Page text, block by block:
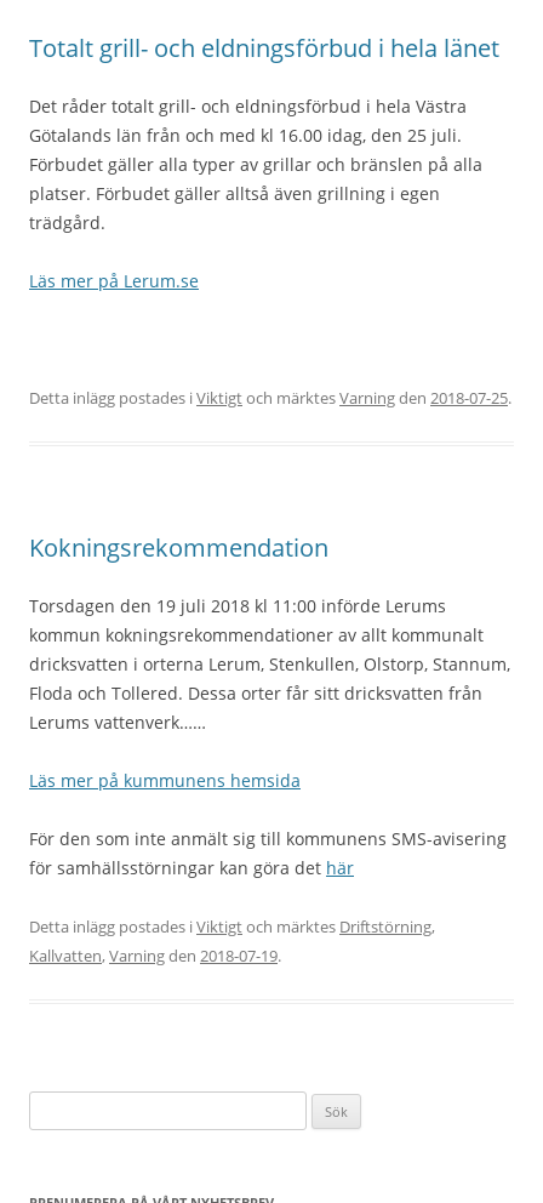
Totalt grill- och eldningsförbud i hela länet
Det råder totalt grill- och eldningsförbud i hela Västra
Götalands län från och med kl 16.00 idag, den 25 juli.
Förbudet gäller alla typer av grillar och bränslen på alla
platser. Förbudet gäller alltså även grillning i egen
trädgård.
Läs mer på Lerum.se
Detta inlägg postades iViktigtoch märktesVarningden 2018-07-25.
Kokningsrekommendation
Torsdagen den 19 juli 2018 kl 11:00 införde Lerums
kommun kokningsrekommendationer av allt kommunalt
dricksvatten i orterna Lerum, Stenkullen, Olstorp, Stannum,
Floda och Tollered. Dessa orter får sitt dricksvatten från
Lerums vattenverk……
Läs mer på kummunens hemsida
För den som inte anmält sig till kommunens SMS-avisering
för samhällsstörningar kan göra det här
Detta inlägg postades iViktigtoch märktes Driftstörning,
Kallvatten,Varningden 2018-07-19.
efter: